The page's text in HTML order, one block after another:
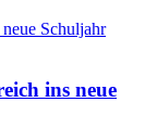
ins neue